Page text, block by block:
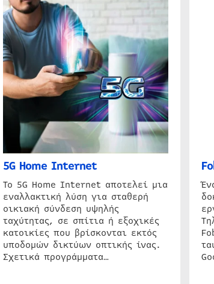
5G Home Internet
Το 5G Home Internet αποτελεί μια
εναλλακτική λύση για σταθερή
οικιακή σύνδεση υψηλής
ταχύτητας, σε σπίτια ή εξοχικές
κατοικίες που βρίσκονται εκτός
υποδομών δικτύων οπτικής ίνας.
Σχετικά προγράμματα…